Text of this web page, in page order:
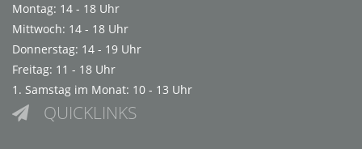
Montag: 14 - 18 Uhr
Mittwoch: 14 - 18 Uhr
Donnerstag: 14 - 19 Uhr
Freitag: 11 - 18 Uhr
1. Samstag im Monat: 10 - 13 Uhr
 QUICKLINKS